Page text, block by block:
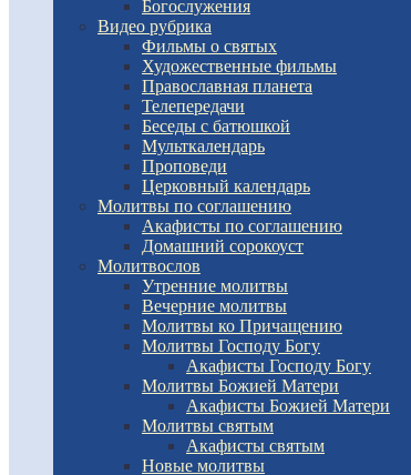
Богослужения
Видео рубрика
Фильмы о святых
Художественные фильмы
Православная планета
Телепередачи
Беседы с батюшкой
Мульткалендарь
Проповеди
Церковный календарь
Молитвы по соглашению
Акафисты по соглашению
Домашний сорокоуст
Молитвослов
Утренние молитвы
Вечерние молитвы
Молитвы ко Причащению
Молитвы Господу Богу
Акафисты Господу Богу
Молитвы Божией Матери
Акафисты Божией Матери
Молитвы святым
Акафисты святым
Новые молитвы